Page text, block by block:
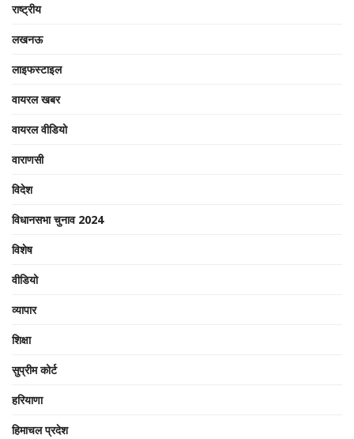
राष्ट्रीय
लखनऊ
लाइफस्टाइल
वायरल खबर
वायरल वीडियो
वाराणसी
विदेश
विधानसभा चुनाव 2024
विशेष
वीडियो
व्यापार
शिक्षा
सुप्रीम कोर्ट
हरियाणा
हिमाचल प्रदेश